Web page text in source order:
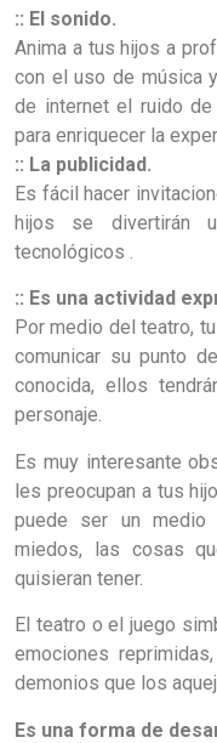
:: El sonido.
Anima a tus hijos a
con el uso de música
de internet el ruido
para enriquecer la
:: La publicidad.
Es fácil hacer
hijos se divertirán
tecnológicos .
:: Es una actividad
Por medio del teatro,
comunicar su punto
conocida, ellos
personaje.
Es muy interesante
les preocupan a tus
puede ser un
miedos, las cosas
quisieran tener.
El teatro o el juego
emociones
demonios que los
Es una forma de